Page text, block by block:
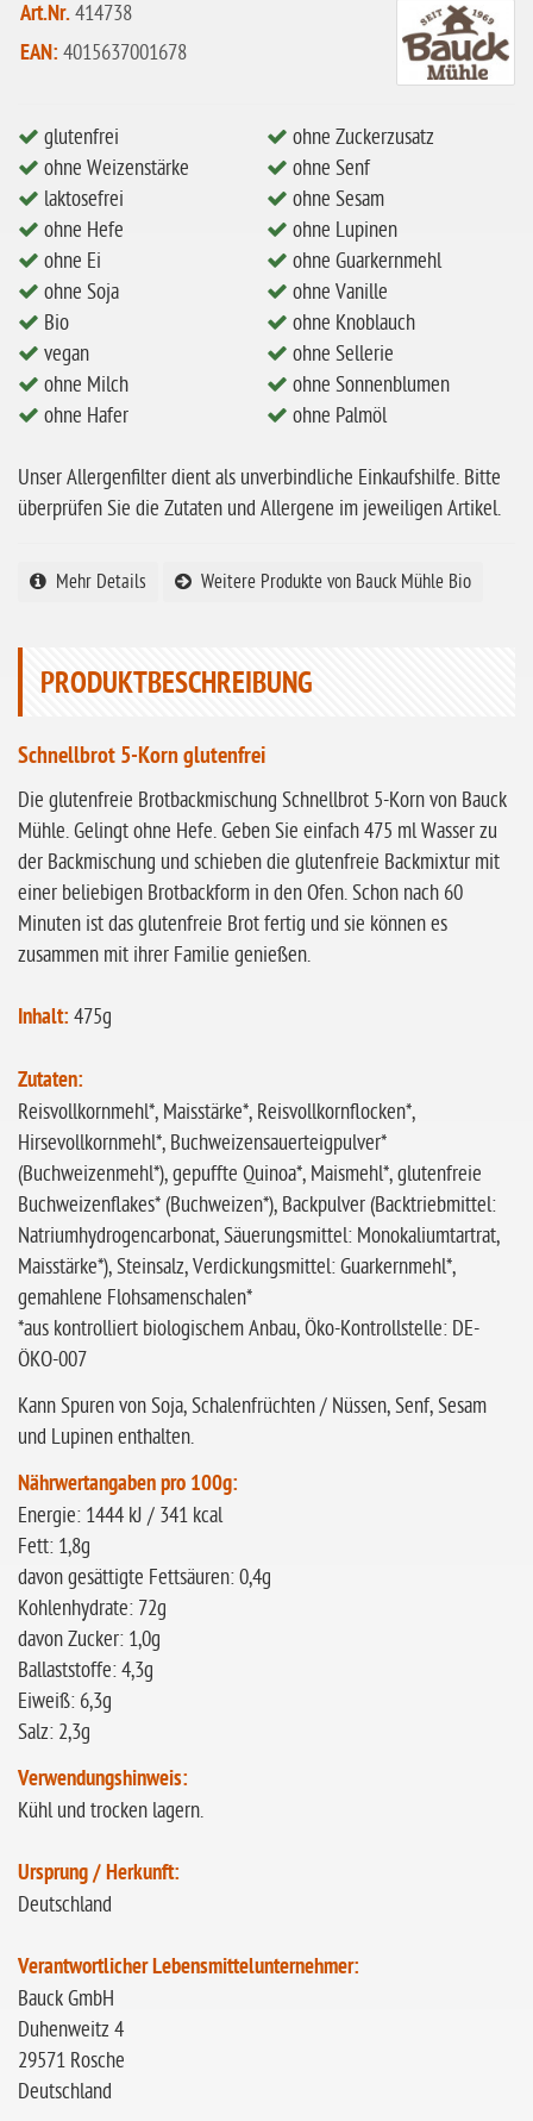
ohne Hafer
ohne Zuckerzusatz
ohne Reis
ohne Mais
ohne Senf
ohne Sesam
ohne Lupinen
ohne Guarkernmehl
ohne Buchweizen
ohne Vanille
ohne Sellerie
ohne
ohne Palmöl
Art.Nr.414738
EAN: 4015637001678
glutenfrei
ohne Weizenstärke
laktosefrei
ohne Hefe
ohne Ei
ohne Soja
Bio
vegan
ohne Milch
ohne Hafer
ohne Zuckerzusatz
ohne Senf
ohne Sesam
ohne Lupinen
ohne Guarkernmehl
ohne Vanille
ohne Knoblauch
ohne Sellerie
ohne Sonnenblumen
ohne Palmöl
Unser Allergenfilter dient als unverbindliche Einkaufshilfe. Bitte
überprüfen Sie die Zutaten und Allergene im jeweiligen Artikel.
Mehr Details Weitere Produkte von Bauck Mühle Bio
PRODUKTBESCHREIBUNG
Schnellbrot 5-Korn glutenfrei
Die glutenfreie Brotbackmischung Schnellbrot 5-Korn von Bauck
Mühle. Gelingt ohne Hefe. Geben Sie einfach 475 ml Wasser zu
der Backmischung und schieben die glutenfreie Backmixtur mit
einer beliebigen Brotbackform in den Ofen. Schon nach 60
Minuten ist das glutenfreie Brot fertig und sie können es
zusammen mit ihrer Familie genießen.
Inhalt: 475g
Zutaten:
Reisvollkornmehl*, Maisstärke*, Reisvollkornflocken*,
Hirsevollkornmehl*, Buchweizensauerteigpulver*
(Buchweizenmehl*), gepuffte Quinoa*, Maismehl*, glutenfreie
Buchweizenflakes* (Buchweizen*), Backpulver (Backtriebmittel:
Natriumhydrogencarbonat, Säuerungsmittel: Monokaliumtartrat,
Maisstärke*), Steinsalz, Verdickungsmittel: Guarkernmehl*,
gemahlene Flohsamenschalen*
*aus kontrolliert biologischem Anbau, Öko-Kontrollstelle: DE-
ÖKO-007
Kann Spuren von Soja, Schalenfrüchten / Nüssen, Senf, Sesam
und Lupinen enthalten.
Nährwertangaben pro 100g:
Energie: 1444 kJ / 341 kcal
Fett: 1,8g
davon gesättigte Fettsäuren: 0,4g
Kohlenhydrate: 72g
davon Zucker: 1,0g
Ballaststoffe: 4,3g
Eiweiß: 6,3g
Salz: 2,3g
Verwendungshinweis:
Kühl und trocken lagern.
Ursprung / Herkunft:
Deutschland
Verantwortlicher Lebensmittelunternehmer:
Bauck GmbH
Duhenweitz 4
29571 Rosche
Deutschland